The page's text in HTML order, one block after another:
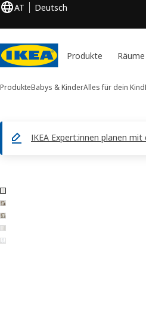
AT Deutsch
Produkte Räume
ProdukteBabys & KinderAlles für dein Kind
IKEA Expert:innen planen
5 SMÅSTAD / PLATSA -Bilder